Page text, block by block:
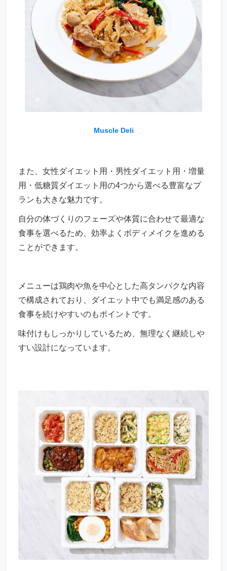
Muscle Deli
また、女性ダイエット用・男性ダイエット用・増量
用・低糖質ダイエット用の4つから選べる豊富なプ
ランも大きな魅力です。
自分の体づくりのフェーズや体質に合わせて最適な
食事を選べるため、効率よくボディメイクを進める
ことができます。
メニューは鶏肉や魚を中心とした高タンパクな内容
で構成されており、ダイエット中でも満足感のある
食事を続けやすいのもポイントです。
味付けもしっかりしているため、無理なく継続しや
すい設計になっています。